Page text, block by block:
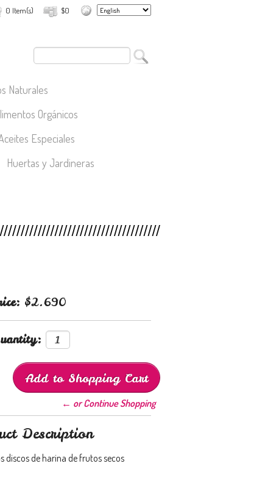
$0
0 Item(s)
Naturales
Orgánicos
Especiales
Huertas y Jardineras
$2.690
← or Continue Shopping
Description
discos de harina de frutos secos